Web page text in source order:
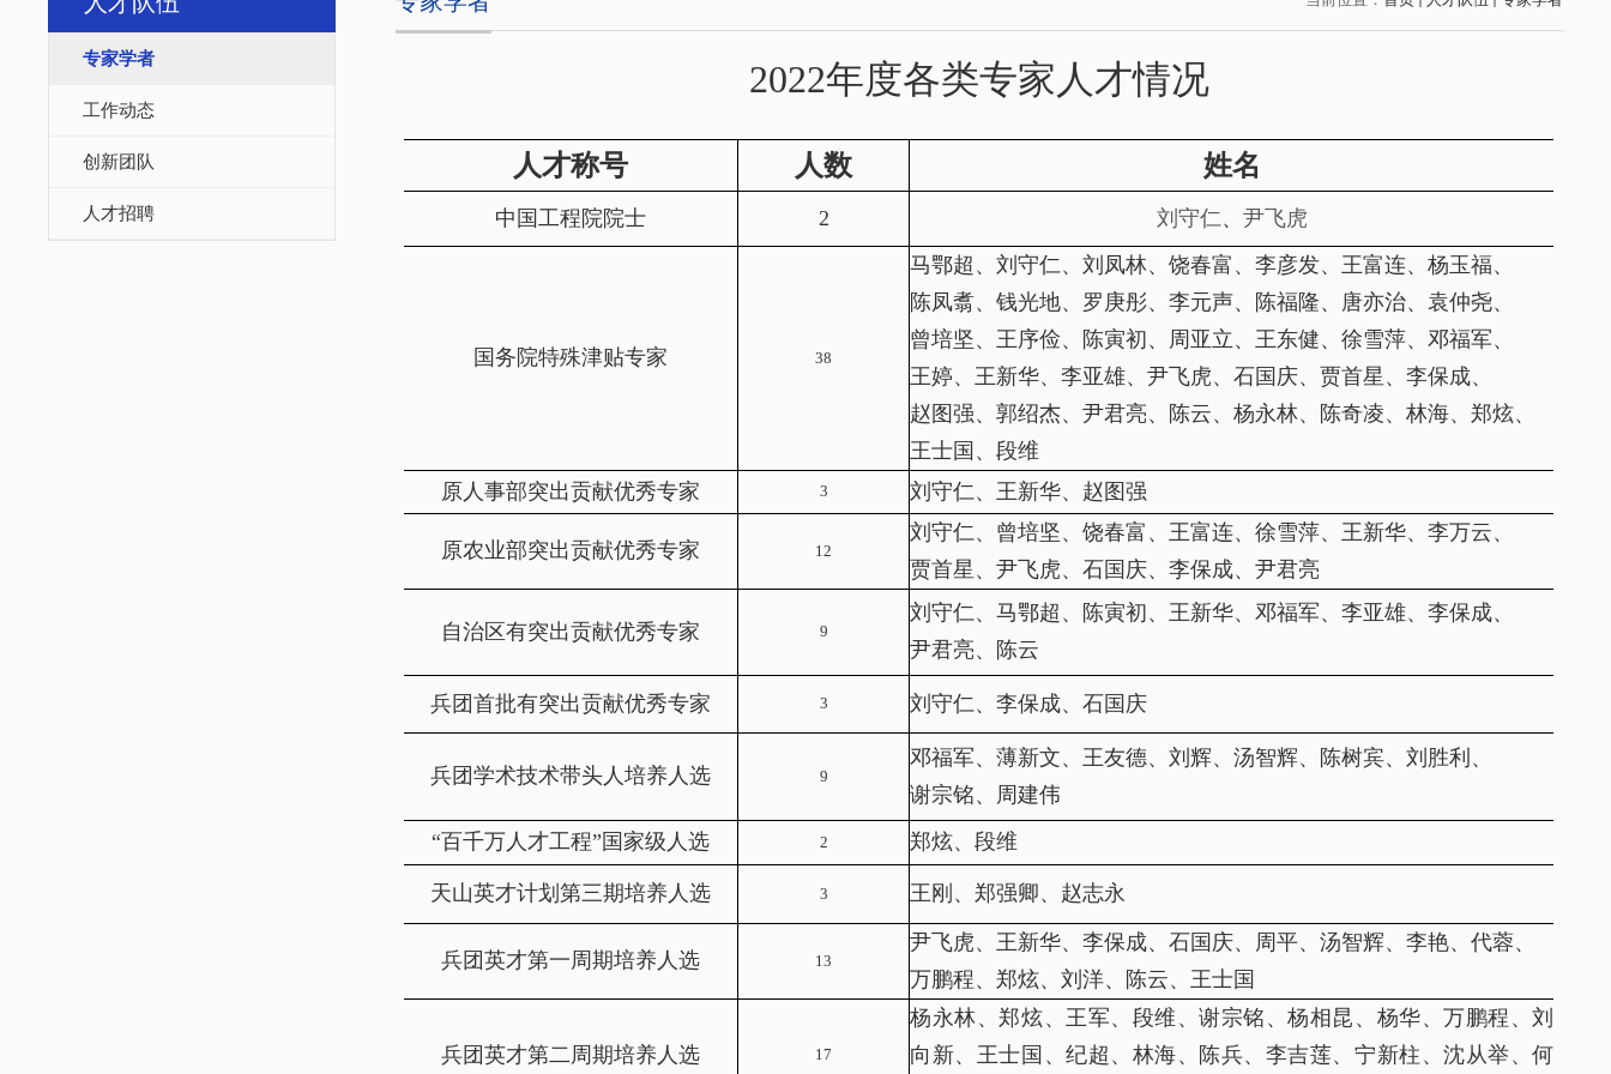
专家学者
工作动态
创新团队
人才招聘
2022年度各类专家人才情况
人才称号 人数 姓名
中国工程院院士 2 刘守仁、 尹飞虎
国务院特殊津贴专家 38
马鄂超、刘守仁、刘凤林、饶春富、李彦发、王富连、杨玉福、
陈凤翥、钱光地、罗庚彤、李元声、陈福隆、唐亦治、袁仲尧、
曾培坚、王序俭、陈寅初、周亚立、王东健、徐雪萍、邓福军、
王婷、王新华、李亚雄、尹飞虎、石国庆、贾首星、李保成、
赵图强、郭绍杰、尹君亮、陈云、杨永林、陈奇凌、林海、郑炫、
王士国、段维
原人事部突出贡献优秀专家
3 刘守仁、王新华、赵图强
原农业部突出贡献优秀专家 12
刘守仁、曾培坚、饶春富、王富连、徐雪萍、王新华、李万云、
贾首星、尹飞虎、石国庆、李保成、尹君亮
自治区有突出贡献优秀专家 9
刘守仁、马鄂超、陈寅初、王新华、邓福军、李亚雄、李保成、
尹君亮、陈云
兵团首批有突出贡献优秀专家 3 刘守仁、李保成、石国庆
兵团学术技术带头人培养人选 9
邓福军、薄新文、王友德、刘辉、汤智辉、陈树宾、刘胜利、
谢宗铭、周建伟
“百千万人才工程”国家级人选
2 郑炫、段维
天山英才计划第三期培养人选 3 王刚、郑强卿、赵志永
兵团英才第一周期培养人选 13
尹飞虎、王新华、李保成、石国庆、周平、汤智辉、李艳、代蓉、
万鹏程、郑炫、刘洋、陈云、王士国
兵团英才第二周期培养人选 17
杨永林、郑炫、王军、段维、谢宗铭、杨相昆、杨华、万鹏程、刘
向新、王士国、纪超、林海、陈兵、李吉莲、宁新柱、沈从举、何